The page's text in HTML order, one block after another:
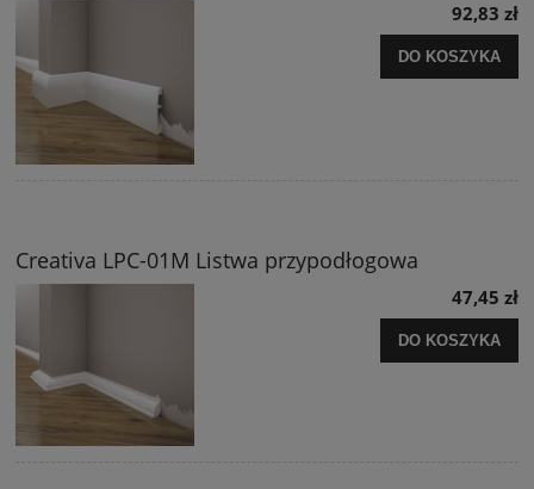
92,83 zł
DO KOSZYKA
Creativa LPC-01M Listwa przypodłogowa
47,45 zł
DO KOSZYKA